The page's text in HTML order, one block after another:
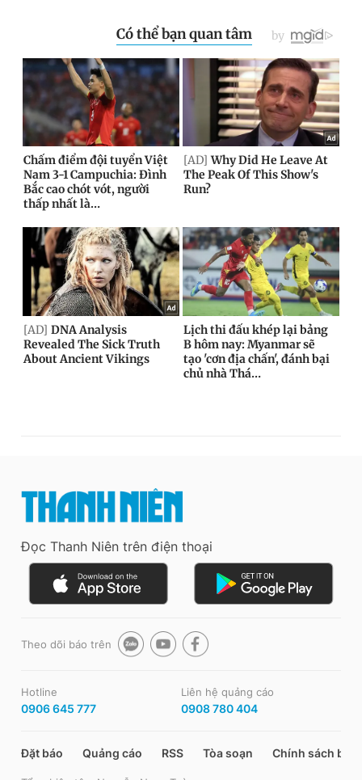
Đọc Thanh Niên trên điện thoại
Theo dõi báo trên
Hotline
0906 645 777
Liên hệ quảng cáo
0908 780 404
Đặt báo Quảng cáo RSS Tòa soạn Chính sách bảo